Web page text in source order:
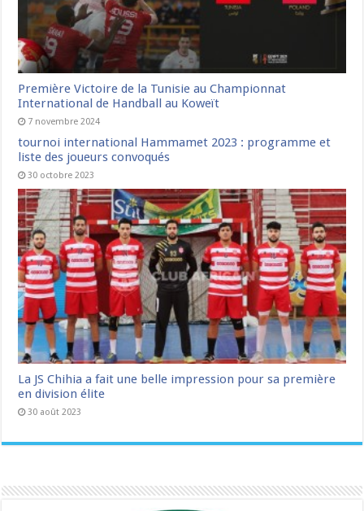
Première Victoire de la Tunisie au Championnat
International de Handball au Koweït
7 novembre 2024
tournoi international Hammamet 2023 : programme et
liste des joueurs convoqués
30 octobre 2023
La JS Chihia a fait une belle impression pour sa première
en division élite
30 août 2023